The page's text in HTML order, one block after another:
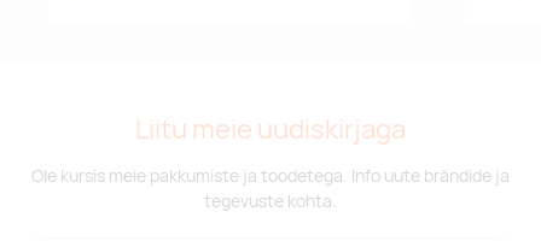
Liitu meie uudiskirjaga
Ole kursis meie pakkumiste ja toodetega. Info uute brändide ja
tegevuste kohta.